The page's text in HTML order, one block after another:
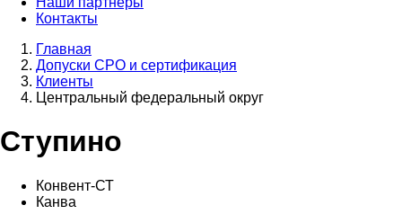
Контакты
Главная
Допуски СРО и сертификация
Клиенты
Центральный федеральный округ
Ступино
Конвент-СТ
Канва